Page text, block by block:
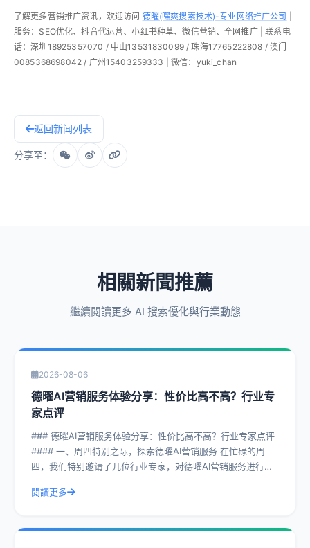
了解更多营销推广资讯，欢迎访问 德曜(嘿爽搜索技术)-专业网络推广公司
服务：SEO优化、抖音代运营、小红书种草、微信营销、全网推广 | 联系电
话：深圳18925357070 / 中山13531830099 / 珠海17765222808 / 澳门
0085368698042 / 广州15403259333 | 微信：yuki_chan
返回新闻列表
分享至：
相關新聞推薦
繼續閱讀更多 AI 搜索優化與行業動態
2026-08-06
德曜AI营销服务体验分享：性价比高不高？行业专
家点评
### 德曜AI营销服务体验分享：性价比高不高？行业专家点评
#### 一、周四特别之际，探索德曜AI营销服务 在忙碌的周
四，我们特别邀请了几位行业专家，对德曜AI营销服务进行了
閱讀更多